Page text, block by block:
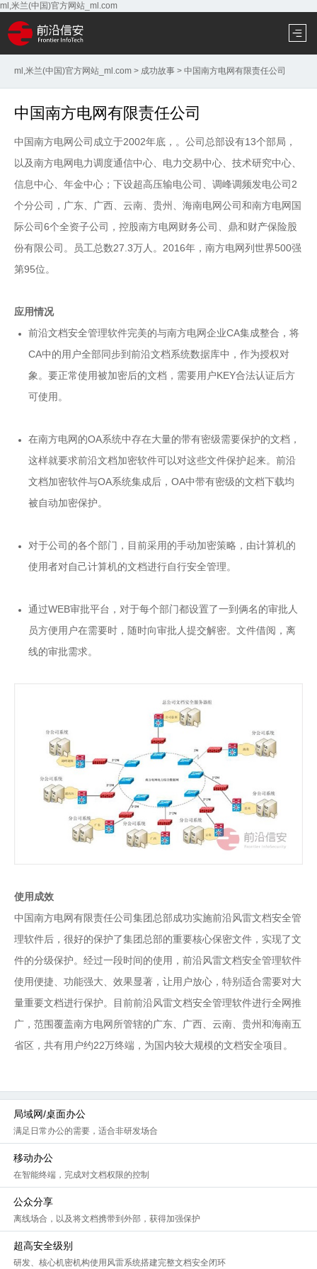
ml,米兰(中国)官方网站_ml.com
ml,米兰(中国)官方网站_ml.com > 成功故事 > 中国南方电网有限责任公司
中国南方电网有限责任公司
中国南方电网公司成立于2002年底，。公司总部设有13个部局，
以及南方电网电力调度通信中心、电力交易中心、技术研究中心、
信息中心、年金中心；下设超高压输电公司、调峰调频发电公司2
个分公司，广东、广西、云南、贵州、海南电网公司和南方电网国
际公司6个全资子公司，控股南方电网财务公司、鼎和财产保险股
份有限公司。员工总数27.3万人。2016年，南方电网列世界500强
第95位。
应用情况
前沿文档安全管理软件完美的与南方电网企业CA集成整合，将
CA中的用户全部同步到前沿文档系统数据库中，作为授权对
象。要正常使用被加密后的文档，需要用户KEY合法认证后方
可使用。
在南方电网的OA系统中存在大量的带有密级需要保护的文档，
这样就要求前沿文档加密软件可以对这些文件保护起来。前沿
文档加密软件与OA系统集成后，OA中带有密级的文档下载均
被自动加密保护。
对于公司的各个部门，目前采用的手动加密策略，由计算机的
使用者对自己计算机的文档进行自行安全管理。
通过WEB审批平台，对于每个部门都设置了一到俩名的审批人
员方便用户在需要时，随时向审批人提交解密。文件借阅，离
线的审批需求。
使用成效
中国南方电网有限责任公司集团总部成功实施前沿风雷文档安全管
理软件后，很好的保护了集团总部的重要核心保密文件，实现了文
件的分级保护。经过一段时间的使用，前沿风雷文档安全管理软件
使用便捷、功能强大、效果显著，让用户放心，特别适合需要对大
量重要文档进行保护。目前前沿风雷文档安全管理软件进行全网推
广，范围覆盖南方电网所管辖的广东、广西、云南、贵州和海南五
省区，共有用户约22万终端，为国内较大规模的文档安全项目。
局域网/桌面办公
满足日常办公的需要，适合非研发场合
移动办公
在智能终端，完成对文档权限的控制
公众分享
离线场合，以及将文档携带到外部，获得加强保护
超高安全级别
研发、核心机密机构使用风雷系统搭建完整文档安全闭环